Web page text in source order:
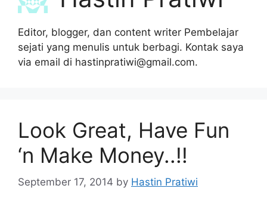
Editor, blogger, dan content writer Pembelajar
sejati yang menulis untuk berbagi. Kontak saya
via email di hastinpratiwi@gmail.com.
Look Great, Have Fun
‘n Make Money..!!
September 17, 2014 by Hastin Pratiwi